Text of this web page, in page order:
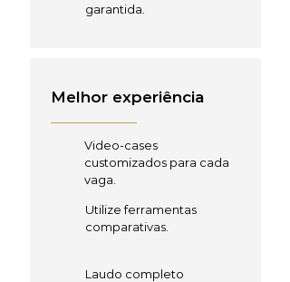
garantida.
Melhor experiência
Video-cases
customizados para cada
vaga.
Utilize ferramentas
comparativas.
Laudo completo